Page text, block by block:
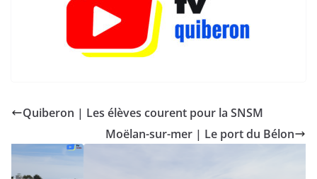
Quiberon | Les élèves courent pour la SNSM
Moëlan-sur-mer | Le port du Bélon